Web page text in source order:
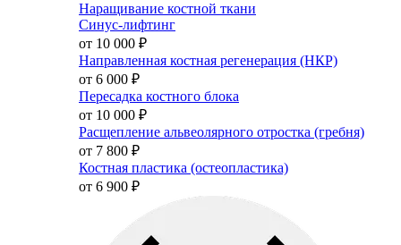
Наращивание костной ткани
Синус-лифтинг
от 10 000 ₽
Направленная костная регенерация (НКР)
от 6 000 ₽
Пересадка костного блока
от 10 000 ₽
Расщепление альвеолярного отростка (гребня)
от 7 800 ₽
Костная пластика (остеопластика)
от 6 900 ₽